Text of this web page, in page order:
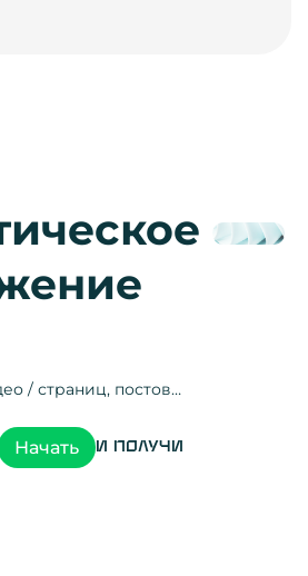
/ страниц, постов…
Начать и получи